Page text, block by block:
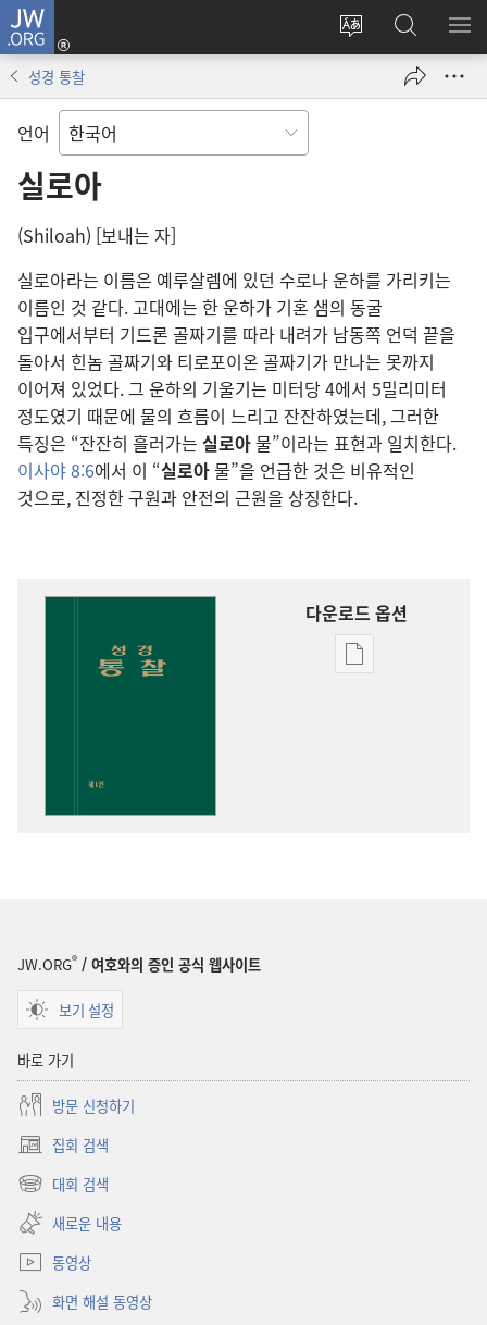
JW.ORG
사이트
변경
로그인
(새로운
열기)
JW.ORG
검색
메
성경 통찰
언어
실로아
(Shiloah) [보내는 자]
실로아라는 이름은 예루살렘에 있던 수로나 운하를 가리키는
이름인 것 같다. 고대에는 한 운하가 기혼 샘의 동굴
입구에서부터 기드론 골짜기를 따라 내려가 남동쪽 언덕 끝을
돌아서 힌놈 골짜기와 티로포이온 골짜기가 만나는 못까지
이어져 있었다. 그 운하의 기울기는 미터당 4에서 5밀리미터
정도였기 때문에 물의 흐름이 느리고 잔잔하였는데, 그러한
특징은 “잔잔히 흘러가는 실로아물”이라는 표현과 일치한다.
이사야 8:6에서 이 “실로아물”을 언급한 것은 비유적인
것으로, 진정한 구원과 안전의 근원을 상징한다.
다운로드 옵션
출판물
JW.ORG® / 여호와의 증인 공식 웹사이트
보기 설정
바로 가기
방문 신청하기
집회 검색
(새로운
창
대회 검색
(새로운
창
열기)
새로운 내용
동영상
화면 해설 동영상